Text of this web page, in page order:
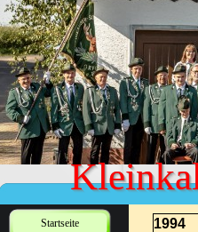
Startseite 1994